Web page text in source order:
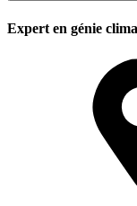
Expert en génie